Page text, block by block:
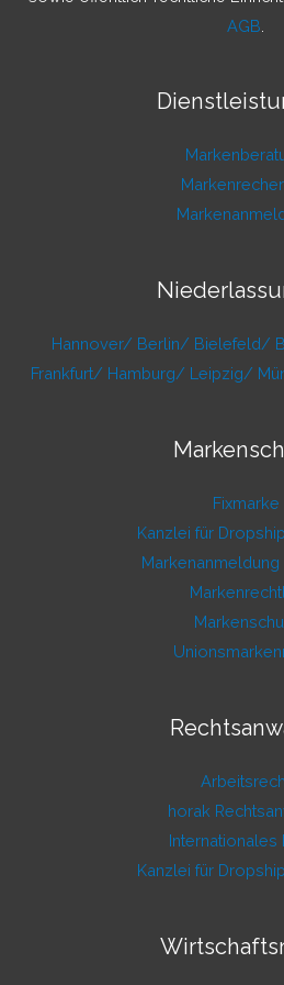
AGB
Hannover/ Berlin/ Bielefeld/
Frankfurt/ Hamburg/ Leipzig/
Fixmarke
Kanzlei für
Markenanmeldung
horak
Internationales
Kanzlei für